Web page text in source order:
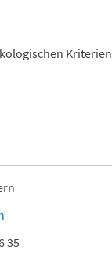
Kriterien
35